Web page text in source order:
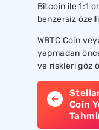
Bitcoin ile 1:1
benzersiz
WBTC Coin
yapmadan
ve riskleri göz
Coin